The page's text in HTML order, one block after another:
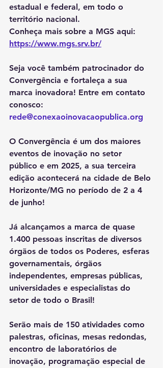
estadual e federal, em todo o
território nacional.
Conheça mais sobre a MGS aqui:
https://www.mgs.srv.br/
Seja você também patrocinador do
Convergência e fortaleça a sua
marca inovadora! Entre em contato
conosco:
rede@conexaoinovacaopublica.org
O Convergência é um dos maiores
eventos de inovação no setor
público e em 2025, a sua terceira
edição acontecerá na cidade de Belo
Horizonte/MG no período de 2 a 4
de junho!
Já alcançamos a marca de quase
1.400 pessoas inscritas de diversos
órgãos de todos os Poderes, esferas
governamentais, órgãos
independentes, empresas públicas,
universidades e especialistas do
setor de todo o Brasil!
Serão mais de 150 atividades como
palestras, oficinas, mesas redondas,
encontro de laboratórios de
inovação, programação especial de